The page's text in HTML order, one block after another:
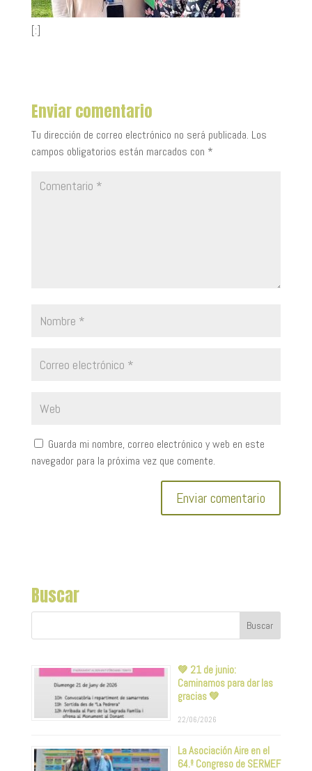
[:]
Enviar comentario
Tu dirección de correo electrónico no será publicada. Los
campos obligatorios están marcados con *
Guarda mi nombre, correo electrónico y web en este
navegador para la próxima vez que comente.
Buscar
💚 21 de junio:
Caminamos para dar las
gracias 💚
22/06/2026
La Asociación Aire en el
64.º Congreso de SERMEF